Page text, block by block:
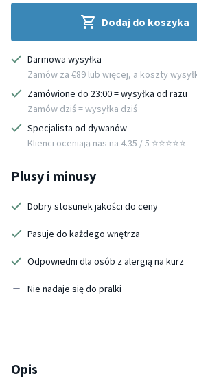
Dodaj do koszyka
Darmowa wysyłka
Zamów za €89 lub więcej, a koszty
Zamówione do 23:00 = wysyłka od razu
Zamów dziś = wysyłka dziś
Specjalista od dywanów
Klienci oceniają nas na 4.35 / 5 ⭐️⭐️⭐️⭐️⭐️
Plusy i minusy
Dobry stosunek jakości do ceny
Pasuje do każdego wnętrza
Odpowiedni dla osób z alergią na kurz
Nie nadaje się do pralki
Opis